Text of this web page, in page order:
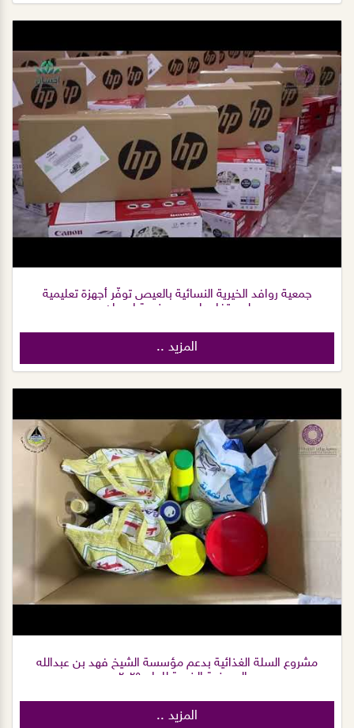
جمعية روافد الخيرية النسائية بالعيص توفّر أجهزة تعليمية
لمستفادها بدعم منصة إحسان
المزيد ..
مشروع السلة الغذائية بدعم مؤسسة الشيخ فهد بن عبدالله
العويضة الخيرية للعام ٢٠٢٥م.
المزيد ..